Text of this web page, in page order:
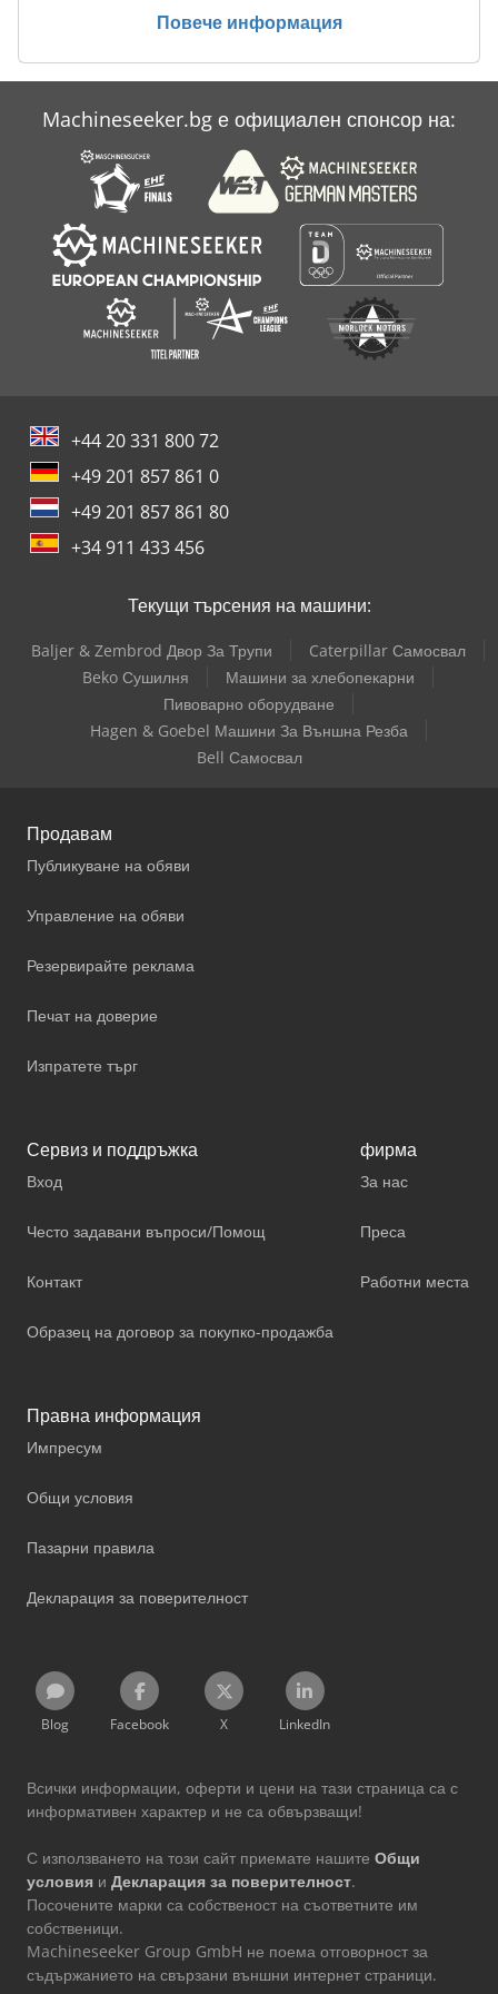
Повече информация
Machineseeker.bg е официален спонсор на:
+44 20 331 800 72
+49 201 857 861 0
+49 201 857 861 80
+34 911 433 456
Текущи търсения на машини:
Baljer & Zembrod Двор За Трупи
Caterpillar Самосвал
Beko Сушилня
Машини за хлебопекарни
Пивоварно оборудване
Hagen & Goebel Машини За Външна Резба
Bell Самосвал
Продавам
Публикуване на обяви
Управление на обяви
Резервирайте реклама
Печат на доверие
Изпратете търг
Сервиз и поддръжка
Вход
Често задавани въпроси/Помощ
Контакт
Образец на договор за покупко-продажба
фирма
За нас
Преса
Работни места
Правна информация
Импресум
Общи условия
Пазарни правила
Декларация за поверителност
Blog Facebook X LinkedIn
Всички информации, оферти и цени на тази страница са с
информативен характер и не са обвързващи!
С използването на този сайт приемате нашите Общи
условия и Декларация за поверителност.
Посочените марки са собственост на съответните им
собственици.
Machineseeker Group GmbH не поема отговорност за
съдържанието на свързани външни интернет страници.